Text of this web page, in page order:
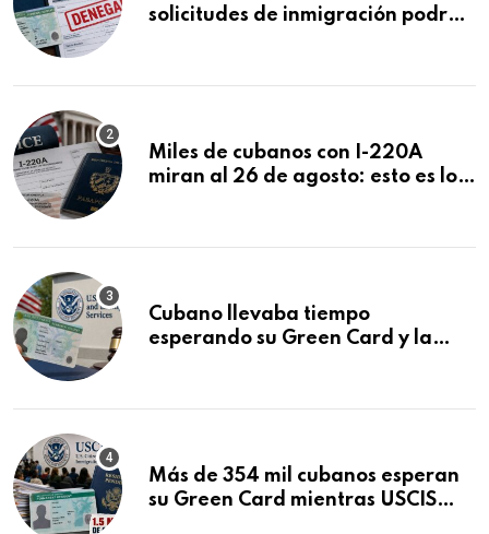
solicitudes de inmigración podrán
Miles de cubanos con I-220A
miran al 26 de agosto: esto es lo
Cubano llevaba tiempo
esperando su Green Card y la
Más de 354 mil cubanos esperan
su Green Card mientras USCIS